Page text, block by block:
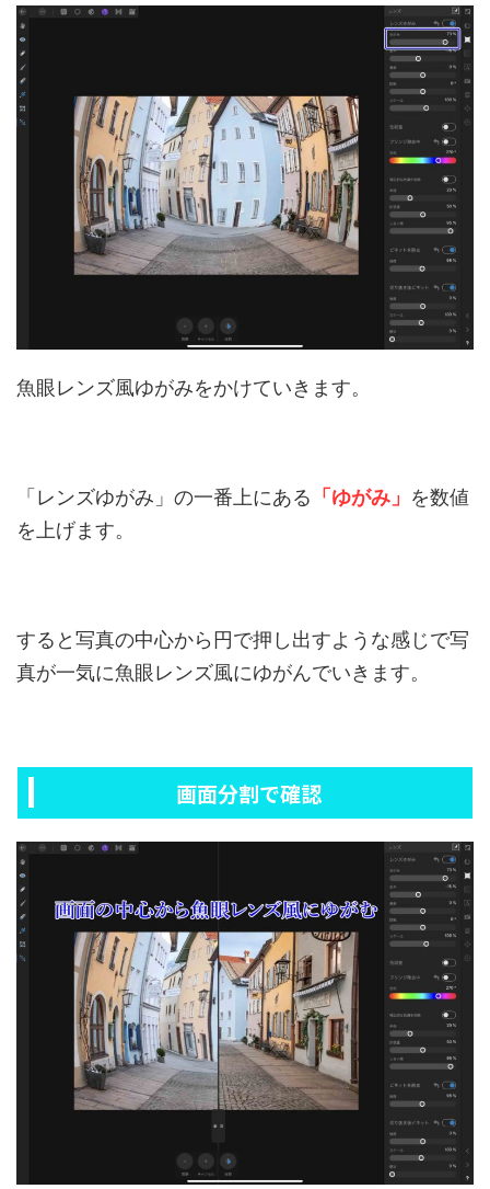
魚眼レンズ風ゆがみをかけていきます。
「レンズゆがみ」の一番上にある 「ゆがみ」 を数値
を上げます。
すると写真の中心から円で押し出すような感じで写
真が一気に魚眼レンズ風にゆがんでいきます。
画面分割で確認